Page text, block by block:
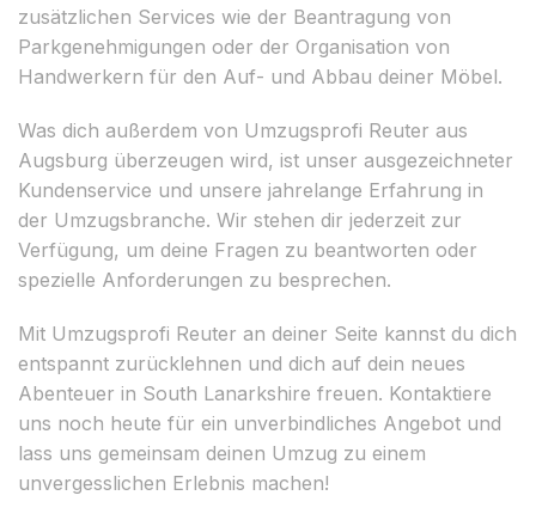
zusätzlichen Services wie der Beantragung von
Parkgenehmigungen oder der Organisation von
Handwerkern für den Auf- und Abbau deiner Möbel.
Was dich außerdem von Umzugsprofi Reuter aus
Augsburg überzeugen wird, ist unser ausgezeichneter
Kundenservice und unsere jahrelange Erfahrung in
der Umzugsbranche. Wir stehen dir jederzeit zur
Verfügung, um deine Fragen zu beantworten oder
spezielle Anforderungen zu besprechen.
Mit Umzugsprofi Reuter an deiner Seite kannst du dich
entspannt zurücklehnen und dich auf dein neues
Abenteuer in South Lanarkshire freuen. Kontaktiere
uns noch heute für ein unverbindliches Angebot und
lass uns gemeinsam deinen Umzug zu einem
unvergesslichen Erlebnis machen!